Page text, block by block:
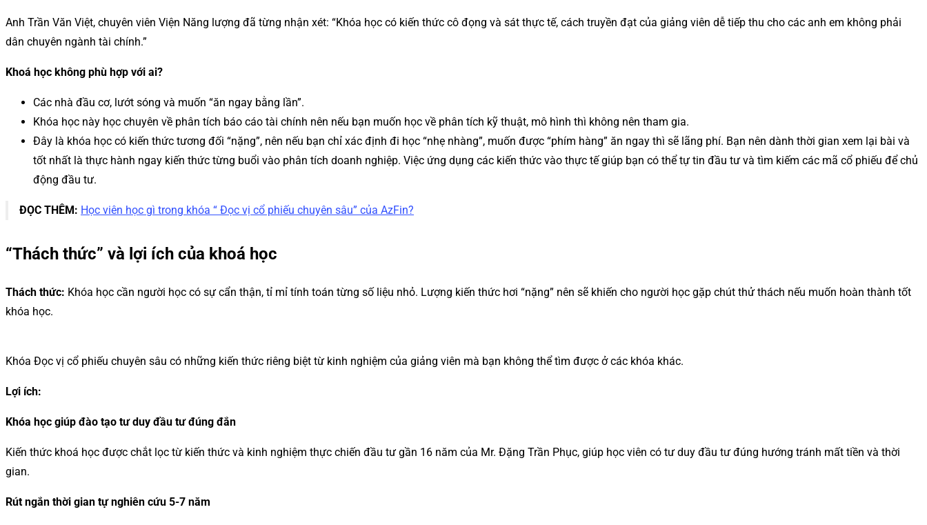
Anh Trần Văn Việt, chuyên viên Viện Năng lượng đã từng nhận xét: “Khóa học có kiến thức cô đọng và sát thực tế, cách truyền đạt của giảng viên dễ tiếp thu cho các anh em không phải
dân chuyên ngành tài chính.”
Khoá học không phù hợp với ai?
Các nhà đầu cơ, lướt sóng và muốn “ăn ngay bằng lần”.
Khóa học này học chuyên về phân tích báo cáo tài chính nên nếu bạn muốn học về phân tích kỹ thuật, mô hình thì không nên tham gia.
Đây là khóa học có kiến thức tương đối “nặng”, nên nếu bạn chỉ xác định đi học “nhẹ nhàng”, muốn được “phím hàng” ăn ngay thì sẽ lãng phí. Bạn nên dành thời gian xem lại bài và
tốt nhất là thực hành ngay kiến thức từng buổi vào phân tích doanh nghiệp. Việc ứng dụng các kiến thức vào thực tế giúp bạn có thể tự tin đầu tư và tìm kiếm các mã cổ phiếu để chủ
động đầu tư.
ĐỌC THÊM: Học viên học gì trong khóa “ Đọc vị cổ phiếu chuyên sâu” của AzFin?
“Thách thức” và lợi ích của khoá học
Thách thức: Khóa học cần người học có sự cẩn thận, tỉ mỉ tính toán từng số liệu nhỏ. Lượng kiến thức hơi “nặng” nên sẽ khiến cho người học gặp chút thử thách nếu muốn hoàn thành tốt
khóa học.
Khóa Đọc vị cổ phiếu chuyên sâu có những kiến thức riêng biệt từ kinh nghiệm của giảng viên mà bạn không thể tìm được ở các khóa khác.
Lợi ích:
Khóa học giúp đào tạo tư duy đầu tư đúng đắn
Kiến thức khoá học được chắt lọc từ kiến thức và kinh nghiệm thực chiến đầu tư gần 16 năm của Mr. Đặng Trần Phục, giúp học viên có tư duy đầu tư đúng hướng tránh mất tiền và thời
gian.
Rút ngắn thời gian tự nghiên cứu 5-7 năm